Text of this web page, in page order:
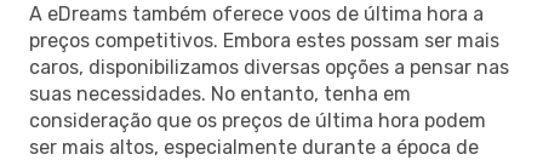
A eDreams também oferece voos de última hora a
preços competitivos. Embora estes possam ser mais
caros, disponibilizamos diversas opções a pensar nas
suas necessidades. No entanto, tenha em
consideração que os preços de última hora podem
ser mais altos, especialmente durante a época de